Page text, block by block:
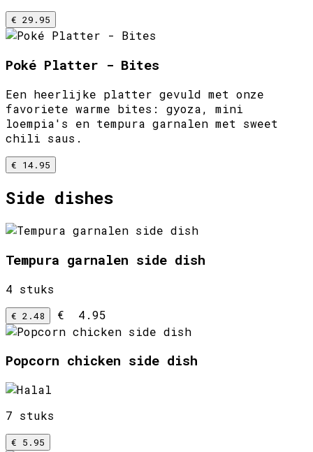
€ 29.95
Poké Platter - Bites
Een heerlijke platter gevuld met onze
favoriete warme bites: gyoza, mini
loempia's en tempura garnalen met sweet
chili saus.
€ 14.95
Side dishes
Tempura garnalen side dish
4 stuks
€ 2.48 € 4.95
Popcorn chicken side dish
7 stuks
€ 5.95